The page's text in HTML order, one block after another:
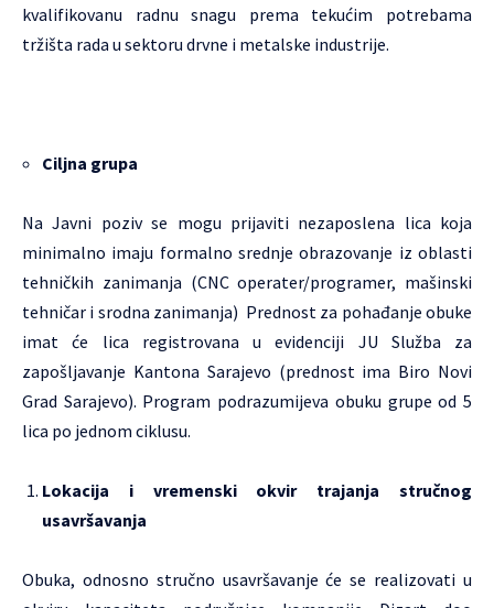
kvalifikovanu radnu snagu prema tekućim potrebama
tržišta rada u sektoru drvne i metalske industrije.
Ciljna grupa
Na Javni poziv se mogu prijaviti nezaposlena lica koja
minimalno imaju formalno srednje obrazovanje iz oblasti
tehničkih zanimanja (CNC operater/programer, mašinski
tehničar i srodna zanimanja) Prednost za pohađanje obuke
imat će lica registrovana u evidenciji JU Služba za
zapošljavanje Kantona Sarajevo (prednost ima Biro Novi
Grad Sarajevo). Program podrazumijeva obuku grupe od 5
lica po jednom ciklusu.
Lokacija i vremenski okvir trajanja stručnog
usavršavanja
Obuka, odnosno stručno usavršavanje će se realizovati u